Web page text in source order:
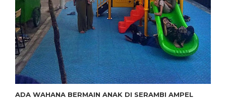
ADA WAHANA BERMAIN ANAK DI SERAMBI AMPEL